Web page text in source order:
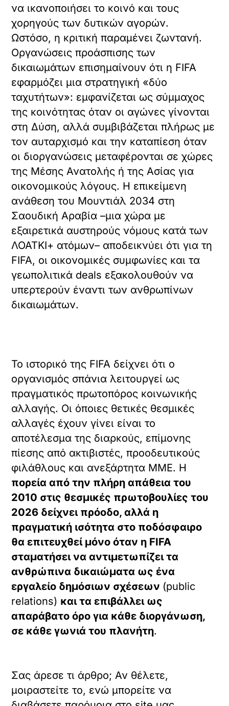
να ικανοποιήσει το κοινό και τους
χορηγούς των δυτικών αγορών.
Ωστόσο, η κριτική παραμένει ζωντανή.
Οργανώσεις προάσπισης των
δικαιωμάτων επισημαίνουν ότι η FIFA
εφαρμόζει μια στρατηγική «δύο
ταχυτήτων»: εμφανίζεται ως σύμμαχος
της κοινότητας όταν οι αγώνες γίνονται
στη Δύση, αλλά συμβιβάζεται πλήρως με
τον αυταρχισμό και την καταπίεση όταν
οι διοργανώσεις μεταφέρονται σε χώρες
της Μέσης Ανατολής ή της Ασίας για
οικονομικούς λόγους. Η επικείμενη
ανάθεση του Μουντιάλ 2034 στη
Σαουδική Αραβία –μια χώρα με
εξαιρετικά αυστηρούς νόμους κατά των
ΛΟΑΤΚΙ+ ατόμων– αποδεικνύει ότι για τη
FIFA, οι οικονομικές συμφωνίες και τα
γεωπολιτικά deals εξακολουθούν να
υπερτερούν έναντι των ανθρωπίνων
δικαιωμάτων.
Το ιστορικό της FIFA δείχνει ότι ο
οργανισμός σπάνια λειτουργεί ως
πραγματικός πρωτοπόρος κοινωνικής
αλλαγής. Οι όποιες θετικές θεσμικές
αλλαγές έχουν γίνει είναι το
αποτέλεσμα της διαρκούς, επίμονης
πίεσης από ακτιβιστές, προοδευτικούς
φιλάθλους και ανεξάρτητα ΜΜΕ. Η
πορεία από την πλήρη απάθεια του
2010 στις θεσμικές πρωτοβουλίες του
2026 δείχνει πρόοδο, αλλά η
πραγματική ισότητα στο ποδόσφαιρο
θα επιτευχθεί μόνο όταν η FIFA
σταματήσει να αντιμετωπίζει τα
ανθρώπινα δικαιώματα ως ένα
εργαλείο δημόσιων σχέσεων (public
relations) και τα επιβάλλει ως
απαράβατο όρο για κάθε διοργάνωση,
σε κάθε γωνιά του πλανήτη.
Σας άρεσε τι άρθρο; Αν θέλετε,
μοιραστείτε το, ενώ μπορείτε να